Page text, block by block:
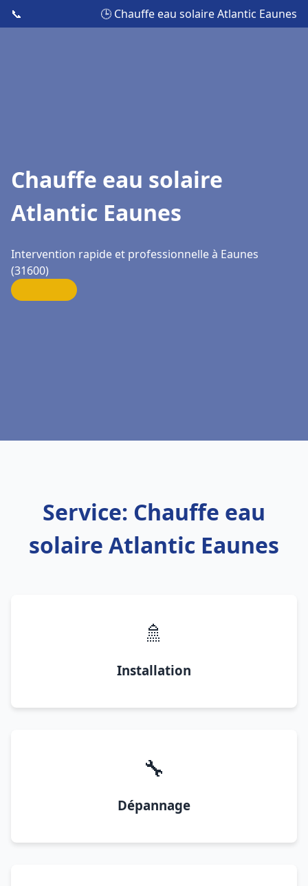
📞 🕒 Chauffe eau solaire Atlantic Eaunes
Chauffe eau solaire
Atlantic Eaunes
Intervention rapide et professionnelle à Eaunes
(31600)
Service: Chauffe eau
solaire Atlantic Eaunes
🚿
Installation
🔧
Dépannage